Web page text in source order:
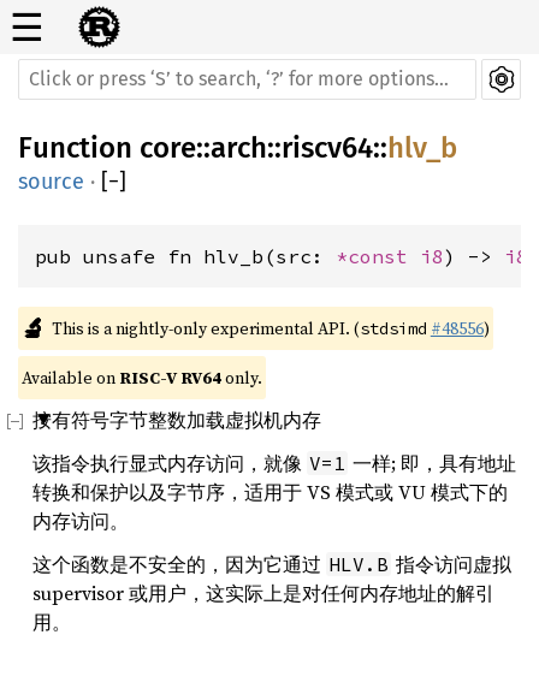
☰
Function core::arch::riscv64::hlv_b
source · [−]
pub unsafe fn hlv_b(src: *const i8) -> i8
🔬 This is a nightly-only experimental API. (stdsimd #48556)
Available on RISC-V RV64 only.
按有符号字节整数加载虚拟机内存
该指令执行显式内存访问，就像 V=1 一样; 即，具有地址
转换和保护以及字节序，适用于 VS 模式或 VU 模式下的
内存访问。
这个函数是不安全的，因为它通过 HLV.B 指令访问虚拟
supervisor 或用户，这实际上是对任何内存地址的解引
用。